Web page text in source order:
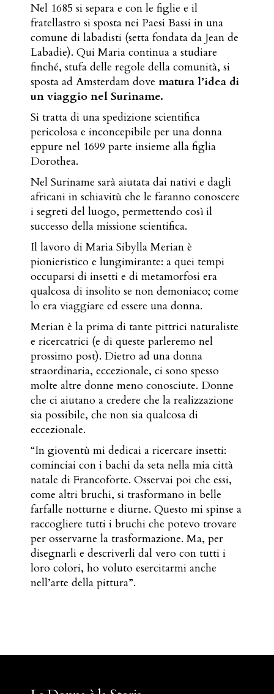
Nel 1685 si separa e con le figlie e il
fratellastro si sposta nei Paesi Bassi in una
comune di labadisti (setta fondata da Jean de
Labadie). Qui Maria continua a studiare
finché, stufa delle regole della comunità, si
sposta ad Amsterdam dovematura l’idea di
un viaggio nel Suriname.
Si tratta di una spedizione scientifica
pericolosa e inconcepibile per una donna
eppure nel 1699 parte insieme alla figlia
Dorothea.
Nel Suriname sarà aiutata dai nativi e dagli
africani in schiavitù che le faranno conoscere
i segreti del luogo, permettendo così il
successo della missione scientifica.
Il lavoro di Maria Sibylla Merian è
pionieristico e lungimirante: a quei tempi
occuparsi di insetti e di metamorfosi era
qualcosa di insolito se non demoniaco; come
lo era viaggiare ed essere una donna.
Merian è la prima di tante pittrici naturaliste
e ricercatrici (e di queste parleremo nel
prossimo post). Dietro ad una donna
straordinaria, eccezionale, ci sono spesso
molte altre donne meno conosciute. Donne
che ci aiutano a credere che la realizzazione
sia possibile, che non sia qualcosa di
eccezionale.
“In gioventù mi dedicai a ricercare insetti:
cominciai con i bachi da seta nella mia città
natale di Francoforte. Osservai poi che essi,
come altri bruchi, si trasformano in belle
farfalle notturne e diurne. Questo mi spinse a
raccogliere tutti i bruchi che potevo trovare
per osservarne la trasformazione. Ma, per
disegnarli e descriverli dal vero con tutti i
loro colori, ho voluto esercitarmi anche
nell’arte della pittura”.